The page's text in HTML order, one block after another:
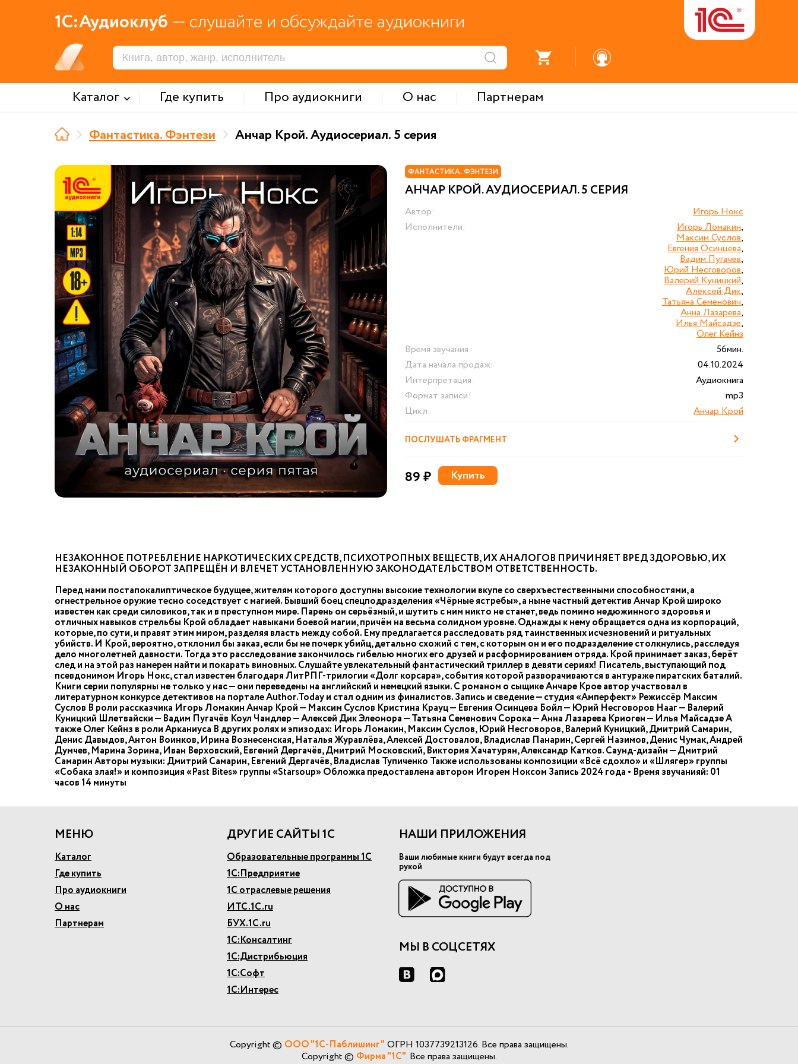
1С:Аудиоклуб — слушайте и обсуждайте аудиокниги
Каталог Где купить Про аудиокниги О нас
Партнерам
Фантастика. Фэнтези
Анчар Крой. Аудиосериал. 5 серия
ФАНТАСТИКА. ФЭНТЕЗИ
АНЧАР КРОЙ. АУДИОСЕРИАЛ. 5 СЕРИЯ
Автор:
Игорь Нокс
Исполнители:
Игорь Ломакин,
Максим Суслов,
Евгения Осинцева,
Вадим Пугачев,
Юрий Несговоров,
Валерий Куницкий,
Алексей Дик,
Татьяна Семенович,
Анна Лазарева,
Илья Майсадзе,
Олег Кейнз
Время звучания:
56мин.
Дата начала продаж:
04.10.2024
Интерпретация:
Аудиокнига
Формат записи:
mp3
Цикл:
Анчар Крой
ПОСЛУШАТЬ ФРАГМЕНТ
89 ₽ Купить
НЕЗАКОННОЕ ПОТРЕБЛЕНИЕ НАРКОТИЧЕСКИХ СРЕДСТВ, ПСИХОТРОПНЫХ ВЕЩЕСТВ, ИХ АНАЛОГОВ ПРИЧИНЯЕТ ВРЕД ЗДОРОВЬЮ, ИХ
НЕЗАКОННЫЙ ОБОРОТ ЗАПРЕЩЁН И ВЛЕЧЕТ УСТАНОВЛЕННУЮ ЗАКОНОДАТЕЛЬСТВОМ ОТВЕТСТВЕННОСТЬ.
Перед нами постапокалиптическое будущее, жителям которого доступны высокие технологии вкупе со сверхъестественными способностями, а
огнестрельное оружие тесно соседствует с магией. Бывший боец спецподразделения «Чёрные ястребы», а ныне частный детектив Анчар Крой широко
известен как среди силовиков, так и в преступном мире. Парень он серьёзный, и шутить с ним никто не станет, ведь помимо недюжинного здоровья и
отличных навыков стрельбы Крой обладает навыками боевой магии, причём на весьма солидном уровне. Однажды к нему обращается одна из корпораций,
которые, по сути, и правят этим миром, разделяя власть между собой. Ему предлагается расследовать ряд таинственных исчезновений и ритуальных
убийств. И Крой, вероятно, отклонил бы заказ, если бы не почерк убийц, детально схожий с тем, с которым он и его подразделение столкнулись, расследуя
дело многолетней давности. Тогда это расследование закончилось гибелью многих его друзей и расформированием отряда. Крой принимает заказ, берёт
след и на этой раз намерен найти и покарать виновных. Слушайте увлекательный фантастический триллер в девяти сериях! Писатель, выступающий под
псевдонимом Игорь Нокс, стал известен благодаря ЛитРПГ-трилогии «Долг корсара», события которой разворачиваются в антураже пиратских баталий.
Книги серии популярны не только у нас — они переведены на английский и немецкий языки. С романом о сыщике Анчаре Крое автор участвовал в
литературном конкурсе детективов на портале Author.Today и стал одним из финалистов. Запись и сведение — студия «Амперфект» Режиссёр Максим
Суслов В роли рассказчика Игорь Ломакин Анчар Крой — Максим Суслов Кристина Крауц — Евгения Осинцева Бойл — Юрий Несговоров Нааг — Валерий
Куницкий Шлетвайски — Вадим Пугачёв Коул Чандлер — Алексей Дик Элеонора — Татьяна Семенович Сорока — Анна Лазарева Криоген — Илья Майсадзе А
также Олег Кейнз в роли Арканиуса В других ролях и эпизодах: Игорь Ломакин, Максим Суслов, Юрий Несговоров, Валерий Куницкий, Дмитрий Самарин,
Денис Давыдов, Антон Воинков, Ирина Вознесенская, Наталья Журавлёва, Алексей Достовалов, Владислав Панарин, Сергей Назимов, Денис Чумак, Андрей
Думчев, Марина Зорина, Иван Верховский, Евгений Дергачёв, Дмитрий Московский, Виктория Хачатурян, Александр Катков. Саунд-дизайн — Дмитрий
Самарин Авторы музыки: Дмитрий Самарин, Евгений Дергачёв, Владислав Тупиченко Также использованы композиции «Всё сдохло» и «Шлягер» группы
«Собака злая!» и композиция «Past Bites» группы «Starsoup» Обложка предоставлена автором Игорем Ноксом Запись 2024 года • Время звучанияй: 01
часов 14 минуты
МЕНЮ
Каталог
Где купить
Про аудиокниги
О нас
Партнерам
ДРУГИЕ САЙТЫ 1С
Образовательные программы 1С
1С:Предприятие
1С отраслевые решения
ИТС.1С.ru
БУХ.1С.ru
1С:Консалтинг
1С:Дистрибьюция
1С:Софт
1С:Интерес
НАШИ ПРИЛОЖЕНИЯ
Ваши любимые книги будут всегда под
рукой
МЫ В СОЦСЕТЯХ
Copyright © ООО "1С-Паблишинг" ОГРН 1037739213126. Все права защищены.
Copyright © Фирма "1С". Все права защищены.